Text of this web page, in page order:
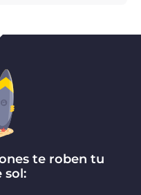
te roben tu
sol: